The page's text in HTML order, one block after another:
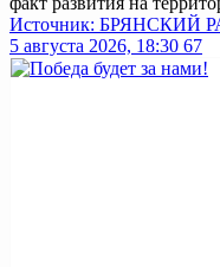
Источник: БРЯНСКИЙ
5 августа 2026, 18:30 67